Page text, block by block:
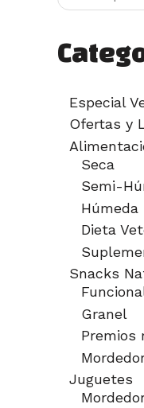
Especial
Ofertas y
Seca
Semi-
Húmeda
Dieta
Snacks
Granel
Premios
Juguetes